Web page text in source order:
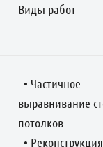
Виды работ
• Частичное
выравнивание
потолков
• Реконструкция